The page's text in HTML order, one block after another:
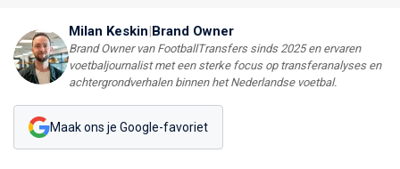
Milan Keskin|Brand Owner
Brand Owner van FootballTransfers sinds 2025 en ervaren
voetbaljournalist met een sterke focus op transferanalyses en
achtergrondverhalen binnen het Nederlandse voetbal.
Maak ons je Google-favoriet